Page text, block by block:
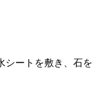
シートを敷き、石を